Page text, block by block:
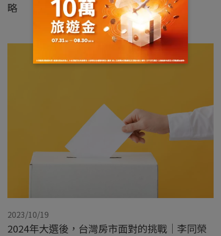
略
2023/10/19
2024年大選後，台灣房市面對的挑戰｜李同榮